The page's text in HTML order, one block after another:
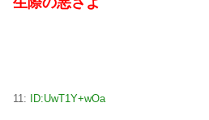
11: ID:UwT1Y+wOa